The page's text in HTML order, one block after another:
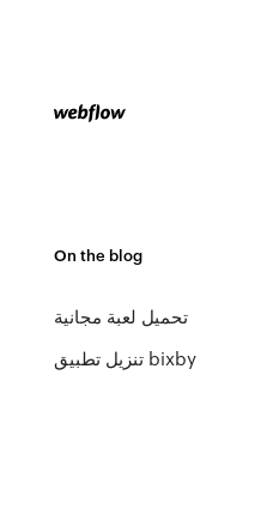
On the blog
تحميل لعبة مجانية
تنزيل تطبيق bixby